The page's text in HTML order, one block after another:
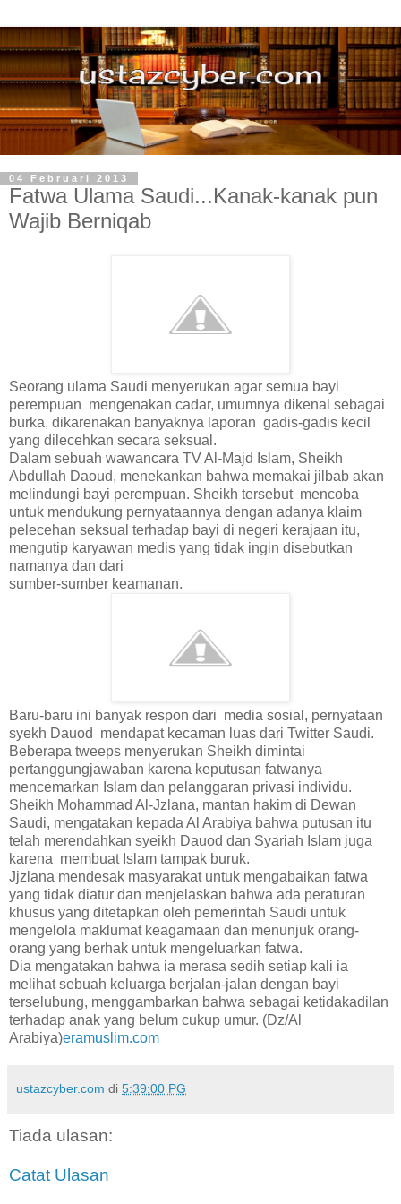
04 Februari 2013
Fatwa Ulama Saudi...Kanak-kanak pun
Wajib Berniqab
Seorang ulama Saudi menyerukan agar semua bayi
perempuan mengenakan cadar, umumnya dikenal sebagai
burka, dikarenakan banyaknya laporan gadis-gadis kecil
yang dilecehkan secara seksual.
Dalam sebuah wawancara TV Al-Majd Islam, Sheikh
Abdullah Daoud, menekankan bahwa memakai jilbab akan
melindungi bayi perempuan. Sheikh tersebut mencoba
untuk mendukung pernyataannya dengan adanya klaim
pelecehan seksual terhadap bayi di negeri kerajaan itu,
mengutip karyawan medis yang tidak ingin disebutkan
namanya dan dari
sumber-sumber keamanan.
Baru-baru ini banyak respon dari media sosial, pernyataan
syekh Dauod mendapat kecaman luas dari Twitter Saudi.
Beberapa tweeps menyerukan Sheikh dimintai
pertanggungjawaban karena keputusan fatwanya
mencemarkan Islam dan pelanggaran privasi individu.
Sheikh Mohammad Al-Jzlana, mantan hakim di Dewan
Saudi, mengatakan kepada Al Arabiya bahwa putusan itu
telah merendahkan syeikh Dauod dan Syariah Islam juga
karena membuat Islam tampak buruk.
Jjzlana mendesak masyarakat untuk mengabaikan fatwa
yang tidak diatur dan menjelaskan bahwa ada peraturan
khusus yang ditetapkan oleh pemerintah Saudi untuk
mengelola maklumat keagamaan dan menunjuk orang-
orang yang berhak untuk mengeluarkan fatwa.
Dia mengatakan bahwa ia merasa sedih setiap kali ia
melihat sebuah keluarga berjalan-jalan dengan bayi
terselubung, menggambarkan bahwa sebagai ketidakadilan
terhadap anak yang belum cukup umur. (Dz/Al
Arabiya)eramuslim.com
ustazcyber.com di 5:39:00 PG
Tiada ulasan:
Catat Ulasan